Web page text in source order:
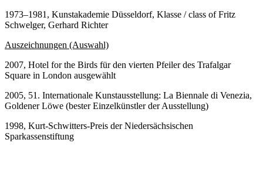
1973–1981, Kunstakademie Düsseldorf, Klasse / class of Fritz
Schwelger, Gerhard Richter
Auszeichnungen (Auswahl)
2007, Hotel for the Birds für den vierten Pfeiler des Trafalgar
Square in London ausgewählt
2005, 51. Internationale Kunstausstellung: La Biennale di Venezia,
Goldener Löwe (bester Einzelkünstler der Ausstellung)
1998, Kurt-Schwitters-Preis der Niedersächsischen
Sparkassenstiftung